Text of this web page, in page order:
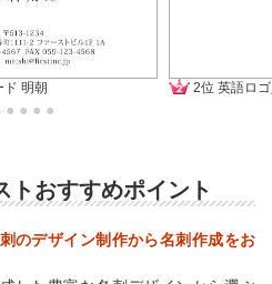
明朝 2位 英語ロ
● ● ● ●
トおすすめポイント
のデザイン制作から名刺作成をお